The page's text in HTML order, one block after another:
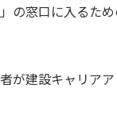
窓口に入るため
が建設キャリア